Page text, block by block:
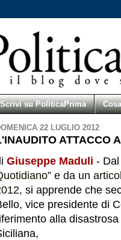
Scrivi su PoliticaPrima
22 LUGLIO 2012
ATTACCO
Giuseppe Maduli -
e da un
, si apprende che
vice presidente di
alla